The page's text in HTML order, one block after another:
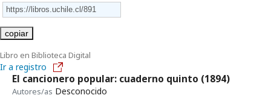
copiar
Libro en Biblioteca Digital
Ir a registro
El cancionero popular: cuaderno quinto (1894)
Autores/as Desconocido